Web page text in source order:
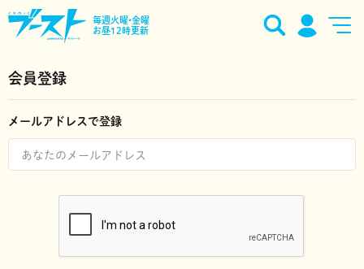
毎週火曜•金曜
お昼12時更新
会員登録
メールアドレスで登録